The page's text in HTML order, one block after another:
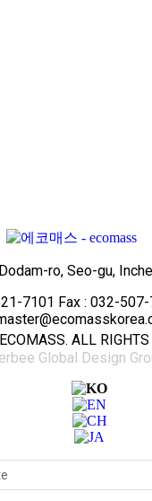
ro, Seo-gu,
7101 Fax : 032-507-
ALL RIGHTS
Global Design